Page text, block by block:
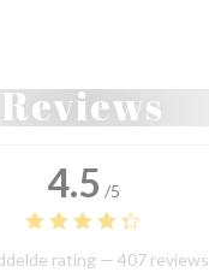
Reviews
4.5 /5
rating — 407 reviews